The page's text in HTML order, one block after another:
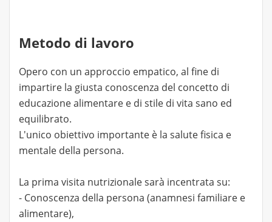
Metodo di lavoro
Opero con un approccio empatico, al fine di
impartire la giusta conoscenza del concetto di
educazione alimentare e di stile di vita sano ed
equilibrato.
L'unico obiettivo importante è la salute fisica e
mentale della persona.
La prima visita nutrizionale sarà incentrata su:
- Conoscenza della persona (anamnesi familiare e
alimentare),